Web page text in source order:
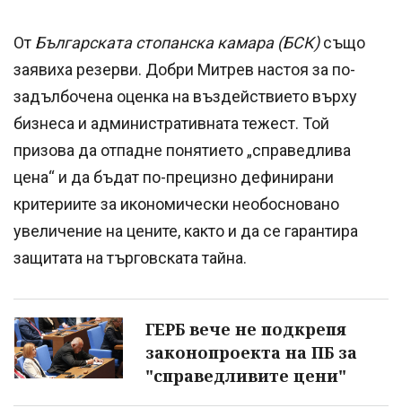
От Българската стопанска камара (БСК)също
заявиха резерви. Добри Митрев настоя за по-
задълбочена оценка на въздействието върху
бизнеса и административната тежест. Той
призова да отпадне понятието „справедлива
цена“ и да бъдат по-прецизно дефинирани
критериите за икономически необосновано
увеличение на цените, както и да се гарантира
защитата на търговската тайна.
ГЕРБ вече не подкрепя
законопроекта на ПБ за
"справедливите цени"